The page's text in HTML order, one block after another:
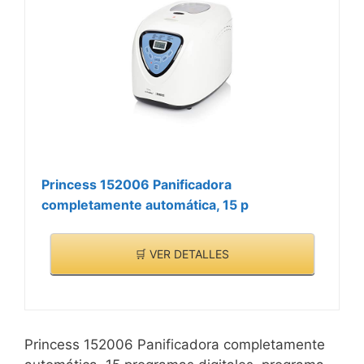
Princess 152006 Panificadora
completamente automática, 15 p
🛒 VER DETALLES
Princess 152006 Panificadora completamente